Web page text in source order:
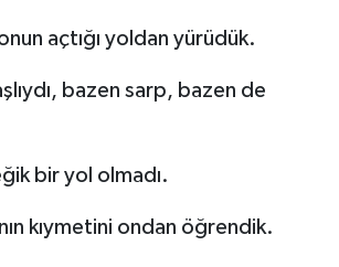
onun açtığı yoldan yürüdük.
bazen sarp, bazen de
bir yol olmadı.
kıymetini ondan öğrendik.